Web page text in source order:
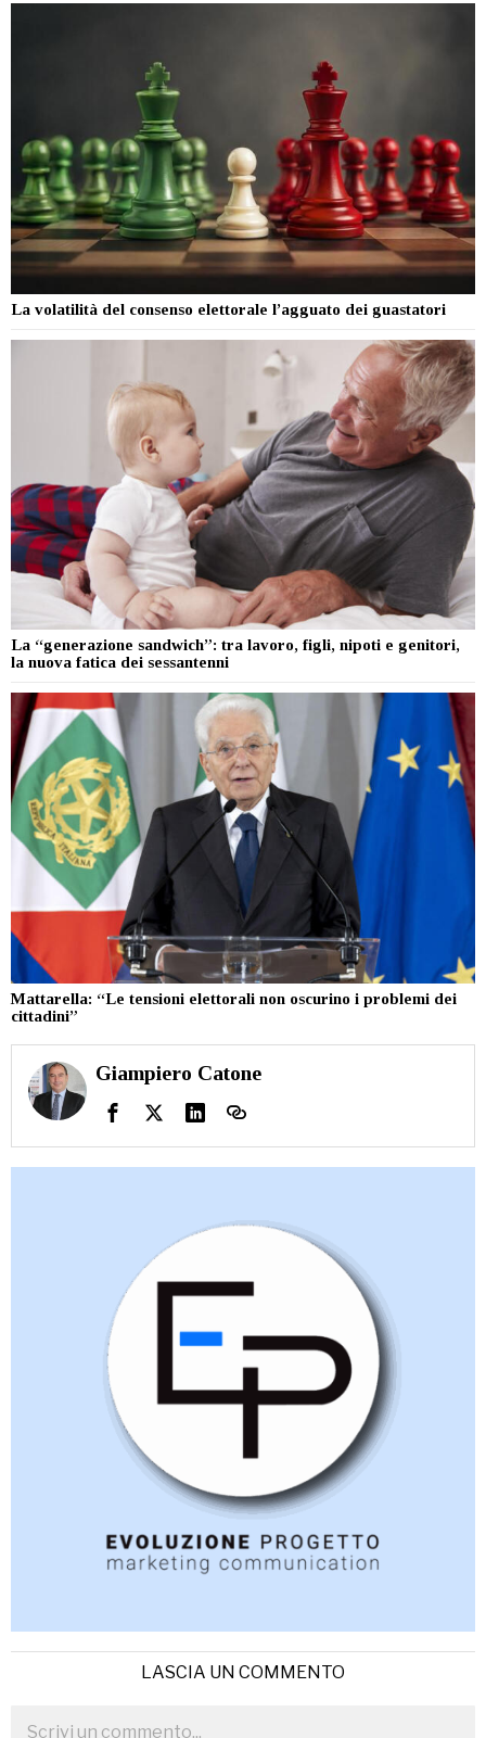
La volatilità del consenso elettorale l’agguato dei guastatori
La “generazione sandwich”: tra lavoro, figli, nipoti e genitori,
la nuova fatica dei sessantenni
Mattarella: “Le tensioni elettorali non oscurino i problemi dei
cittadini”
Giampiero Catone
LASCIA UN COMMENTO